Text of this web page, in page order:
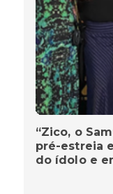
“Zico, o
pré-estreia
do ídolo e